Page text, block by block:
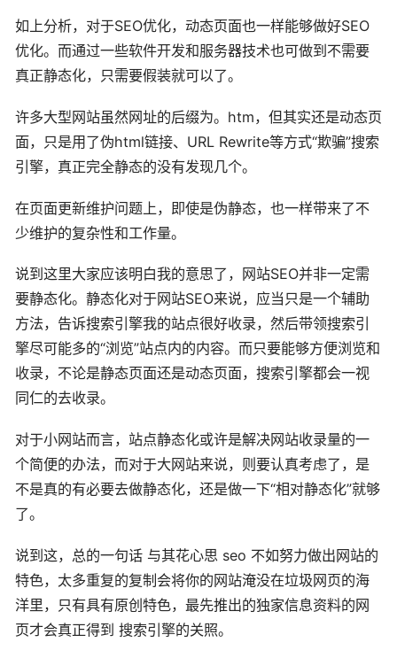
如上分析，对于SEO优化，动态页面也一样能够做好SEO
优化。而通过一些软件开发和服务器技术也可做到不需要
真正静态化，只需要假装就可以了。
许多大型网站虽然网址的后缀为。htm，但其实还是动态页
面，只是用了伪html链接、URL Rewrite等方式“欺骗”搜索
引擎，真正完全静态的没有发现几个。
在页面更新维护问题上，即使是伪静态，也一样带来了不
少维护的复杂性和工作量。
说到这里大家应该明白我的意思了，网站SEO并非一定需
要静态化。静态化对于网站SEO来说，应当只是一个辅助
方法，告诉搜索引擎我的站点很好收录，然后带领搜索引
擎尽可能多的“浏览”站点内的内容。而只要能够方便浏览和
收录，不论是静态页面还是动态页面，搜索引擎都会一视
同仁的去收录。
对于小网站而言，站点静态化或许是解决网站收录量的一
个简便的办法，而对于大网站来说，则要认真考虑了，是
不是真的有必要去做静态化，还是做一下“相对静态化”就够
了。
说到这，总的一句话 与其花心思 seo 不如努力做出网站的
特色，太多重复的复制会将你的网站淹没在垃圾网页的海
洋里，只有具有原创特色，最先推出的独家信息资料的网
页才会真正得到 搜索引擎的关照。